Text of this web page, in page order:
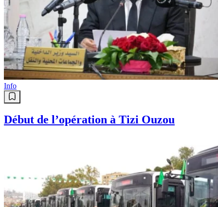
Info
Début de l’opération à Tizi Ouzou